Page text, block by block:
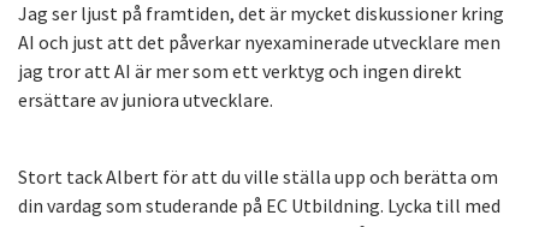
Jag ser ljust på framtiden, det är mycket diskussioner kring
AI och just att det påverkar nyexaminerade utvecklare men
jag tror att AI är mer som ett verktyg och ingen direkt
ersättare av juniora utvecklare.
Stort tack Albert för att du ville ställa upp och berätta om
din vardag som studerande på EC Utbildning. Lycka till med